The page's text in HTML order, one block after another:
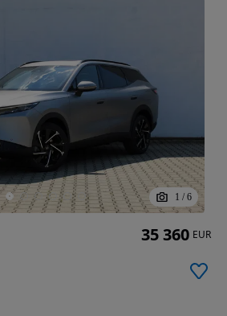
1 / 6
35 360 EUR